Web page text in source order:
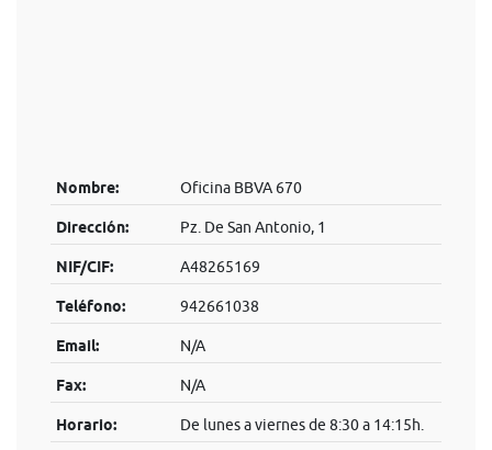
Nombre: Oficina BBVA 670
Dirección: Pz. De San Antonio, 1
NIF/CIF: A48265169
Teléfono: 942661038
Email: N/A
Fax: N/A
Horario: De lunes a viernes de 8:30 a 14:15h.